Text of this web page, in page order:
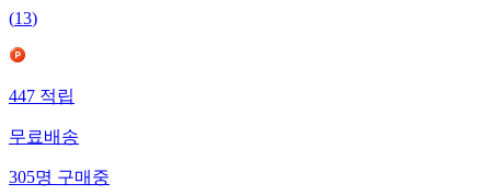
(13)
447적립
무료배송
305명구매중